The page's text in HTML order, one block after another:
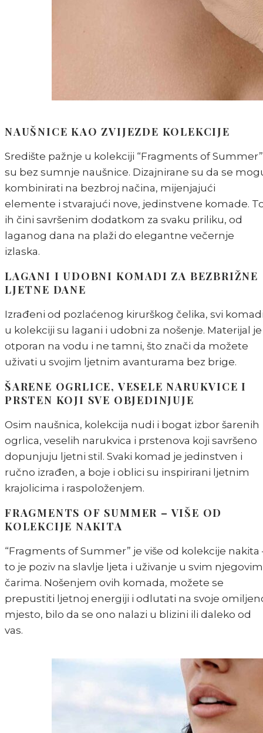
NAUŠNICE KAO ZVIJEZDE KOLEKCIJE
Središte pažnje u kolekciji “Fragments of Summer”
su bez sumnje naušnice. Dizajnirane su da se
kombinirati na bezbroj načina, mijenjajući
elemente i stvarajući nove, jedinstvene komade.
ih čini savršenim dodatkom za svaku priliku, od
laganog dana na plaži do elegantne večernje
izlaska.
LAGANI I UDOBNI KOMADI ZA BEZBRIŽNE
LJETNE DANE
Izrađeni od pozlaćenog kirurškog čelika, svi
u kolekciji su lagani i udobni za nošenje. Materijal je
otporan na vodu i ne tamni, što znači da možete
uživati u svojim ljetnim avanturama bez brige.
ŠARENE OGRLICE, VESELE NARUKVICE I
PRSTEN KOJI SVE OBJEDINJUJE
Osim naušnica, kolekcija nudi i bogat izbor šarenih
ogrlica, veselih narukvica i prstenova koji savršeno
dopunjuju ljetni stil. Svaki komad je jedinstven i
ručno izrađen, a boje i oblici su inspirirani ljetnim
krajolicima i raspoloženjem.
FRAGMENTS OF SUMMER – VIŠE OD
KOLEKCIJE NAKITA
“Fragments of Summer” je više od kolekcije nakita
to je poziv na slavlje ljeta i uživanje u svim njegovim
čarima. Nošenjem ovih komada, možete se
prepustiti ljetnoj energiji i odlutati na svoje
mjesto, bilo da se ono nalazi u blizini ili daleko od
vas.